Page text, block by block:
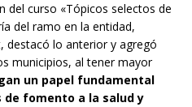
del curso «Tópicos selectos de
del ramo en la entidad,
destacó lo anterior y agregó
municipios, al tener mayor
un papel fundamental
fomento a la salud y